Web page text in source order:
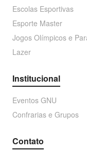
Escolas Esportivas
Esporte Master
Jogos Olímpicos e
Lazer
Institucional
Eventos GNU
Confrarias e Grupos
Contato